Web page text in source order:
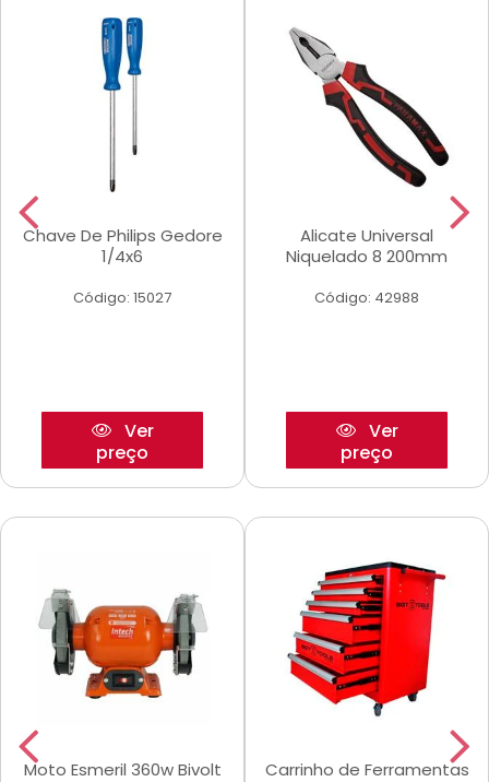
Chave De Philips Gedore
1/4x6
Código: 15027
Ver
preço
Alicate Universal
Niquelado 8 200mm
Código: 42988
Ver
preço
Moto Esmeril 360w Bivolt
Carrinho de Ferramentas